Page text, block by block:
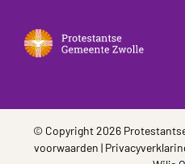
© Copyright 2026
voorwaarden |